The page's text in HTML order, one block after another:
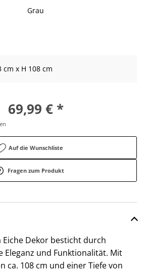
Grau
cm x H 108 cm
69,99 € *
Auf die Wunschliste
Fragen zum Produkt
Eiche Dekor besticht durch
Eleganz und Funktionalität. Mit
ca. 108 cm und einer Tiefe von